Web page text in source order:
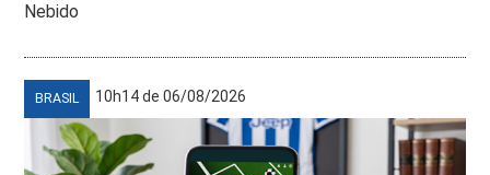
Nebido
BRASIL 10h14 de 06/08/2026